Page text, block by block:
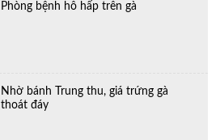
Phòng bệnh hô hấp trên gà
Nhờ bánh Trung thu, giá trứng gà
thoát đáy